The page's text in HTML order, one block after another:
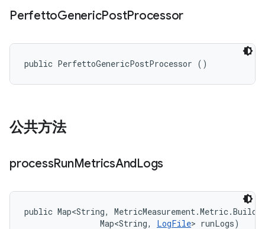
PerfettoGenericPostProcessor
public PerfettoGenericPostProcessor ()
公共方法
processRunMetricsAndLogs
public Map<String,
                Map<String,
LogFile> runLogs)